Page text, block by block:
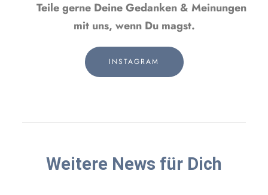
Teile gerne Deine Gedanken & Meinungen
mit uns, wenn Du magst.
INSTAGRAM
Weitere News für Dich